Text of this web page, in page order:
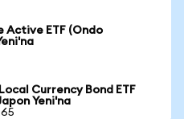
Active ETF (Ondo
Currency Bond ETF
Yeni'na